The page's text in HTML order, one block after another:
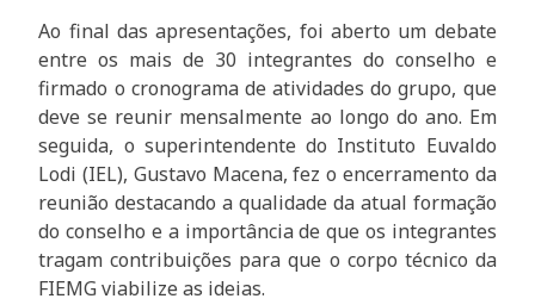
Ao final das apresentações, foi aberto um debate
entre os mais de 30 integrantes do conselho e
firmado o cronograma de atividades do grupo, que
deve se reunir mensalmente ao longo do ano. Em
seguida, o superintendente do Instituto Euvaldo
Lodi (IEL), Gustavo Macena, fez o encerramento da
reunião destacando a qualidade da atual formação
do conselho e a importância de que os integrantes
tragam contribuições para que o corpo técnico da
FIEMG viabilize as ideias.